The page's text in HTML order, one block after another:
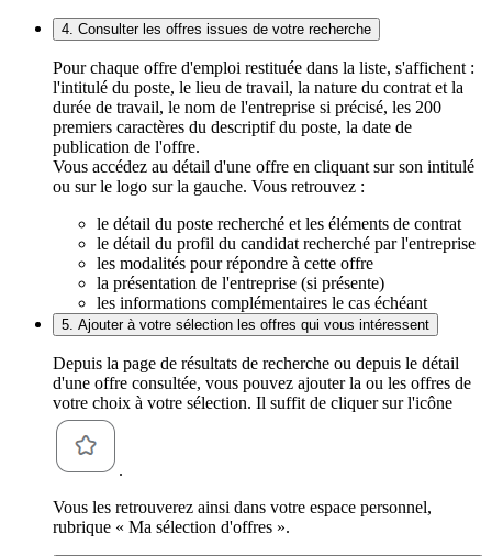
4. Consulter les offres issues de votre recherche
Pour chaque offre d'emploi restituée dans la liste, s'affichent :
l'intitulé du poste, le lieu de travail, la nature du contrat et la
durée de travail, le nom de l'entreprise si précisé, les 200
premiers caractères du descriptif du poste, la date de
publication de l'offre.
Vous accédez au détail d'une offre en cliquant sur son intitulé
ou sur le logo sur la gauche. Vous retrouvez :
le détail du poste recherché et les éléments de contrat
le détail du profil du candidat recherché par l'entreprise
les modalités pour répondre à cette offre
la présentation de l'entreprise (si présente)
les informations complémentaires le cas échéant
5. Ajouter à votre sélection les offres qui vous intéressent
Depuis la page de résultats de recherche ou depuis le détail
d'une offre consultée, vous pouvez ajouter la ou les offres de
votre choix à votre sélection. Il suffit de cliquer sur l'icône
.
Vous les retrouverez ainsi dans votre espace personnel,
rubrique « Ma sélection d'offres ».